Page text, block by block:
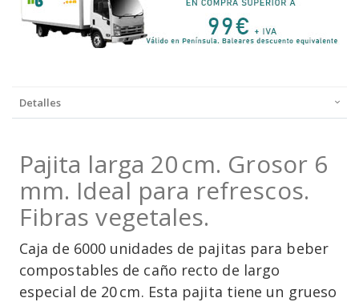
Detalles
Pajita larga 20 cm. Grosor 6
mm. Ideal para refrescos.
Fibras vegetales.
Caja de 6000 unidades de pajitas para beber
compostables de caño recto de largo
especial de 20 cm. Esta pajita tiene un grueso